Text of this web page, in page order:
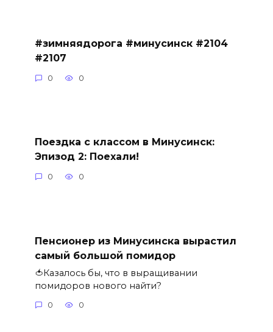
#зимняядорога #минусинск #2104
#2107
0 0
Поездка с классом в Минусинск:
Эпизод 2: Поехали!
0 0
Пенсионер из Минусинска вырастил
самый большой помидор
🍅Казалось бы, что в выращивании
помидоров нового найти?
0 0